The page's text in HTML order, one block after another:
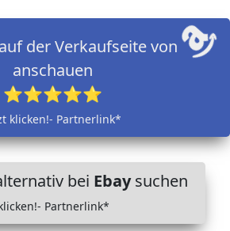
der Verkaufseite von
anschauen
⭐⭐⭐⭐⭐
klicken!- Partnerlink*
bei Ebaysuchen
Partnerlink*